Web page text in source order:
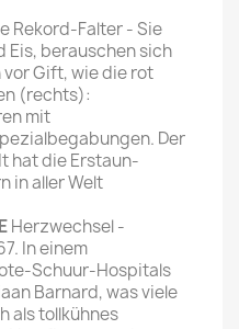
Rekord-Falter - Sie
Eis, berauschen sich
Gift, wie die rot
(rechts):
mit
Der
hat die Erstaun­
in aller Welt
Herzwechsel -
In einem
Schuur-Hospitals
Barnard, was viele
als tollkühnes